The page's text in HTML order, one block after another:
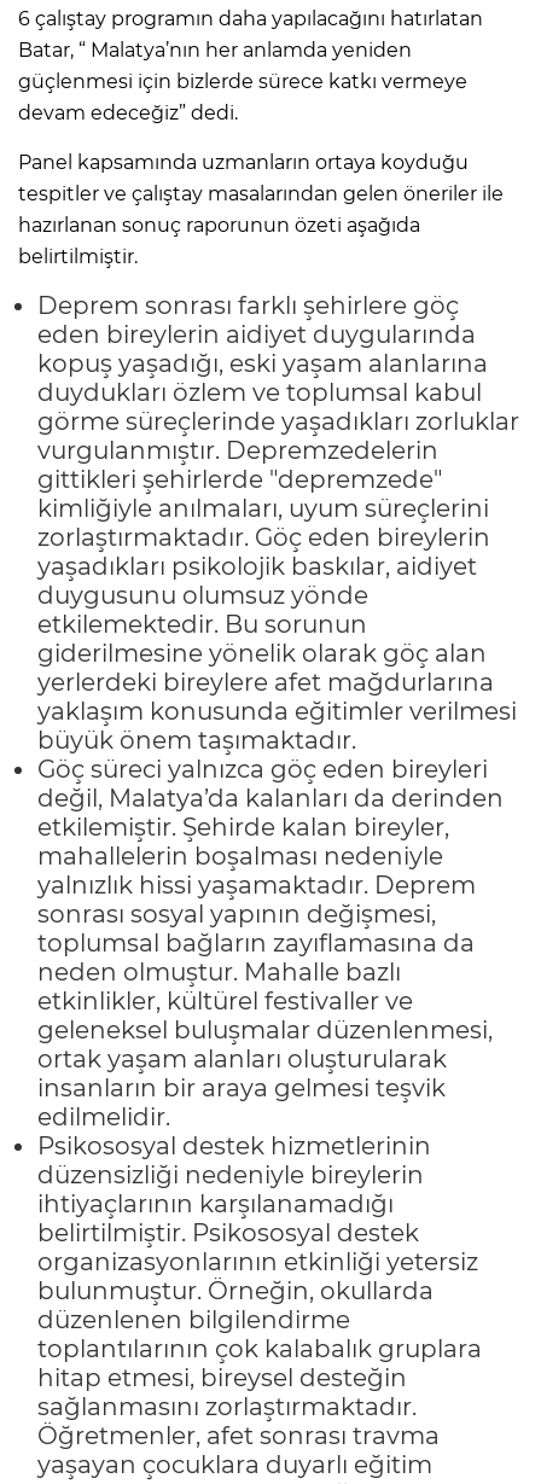
6 çalıştay programın daha yapılacağını hatırlatan
Batar, “ Malatya’nın her anlamda yeniden
güçlenmesi için bizlerde sürece katkı vermeye
devam edeceğiz” dedi.
Panel kapsamında uzmanların ortaya koyduğu
tespitler ve çalıştay masalarından gelen öneriler ile
hazırlanan sonuç raporunun özeti aşağıda
belirtilmiştir.
Deprem sonrası farklı şehirlere göç
eden bireylerin aidiyet duygularında
kopuş yaşadığı, eski yaşam alanlarına
duydukları özlem ve toplumsal kabul
görme süreçlerinde yaşadıkları zorluklar
vurgulanmıştır. Depremzedelerin
gittikleri şehirlerde "depremzede"
kimliğiyle anılmaları, uyum süreçlerini
zorlaştırmaktadır. Göç eden bireylerin
yaşadıkları psikolojik baskılar, aidiyet
duygusunu olumsuz yönde
etkilemektedir. Bu sorunun
giderilmesine yönelik olarak göç alan
yerlerdeki bireylere afet mağdurlarına
yaklaşım konusunda eğitimler verilmesi
büyük önem taşımaktadır.
Göç süreci yalnızca göç eden bireyleri
değil, Malatya’da kalanları da derinden
etkilemiştir. Şehirde kalan bireyler,
mahallelerin boşalması nedeniyle
yalnızlık hissi yaşamaktadır. Deprem
sonrası sosyal yapının değişmesi,
toplumsal bağların zayıflamasına da
neden olmuştur. Mahalle bazlı
etkinlikler, kültürel festivaller ve
geleneksel buluşmalar düzenlenmesi,
ortak yaşam alanları oluşturularak
insanların bir araya gelmesi teşvik
edilmelidir.
Psikososyal destek hizmetlerinin
düzensizliği nedeniyle bireylerin
ihtiyaçlarının karşılanamadığı
belirtilmiştir. Psikososyal destek
organizasyonlarının etkinliği yetersiz
bulunmuştur. Örneğin, okullarda
düzenlenen bilgilendirme
toplantılarının çok kalabalık gruplara
hitap etmesi, bireysel desteğin
sağlanmasını zorlaştırmaktadır.
Öğretmenler, afet sonrası travma
yaşayan çocuklara duyarlı eğitim